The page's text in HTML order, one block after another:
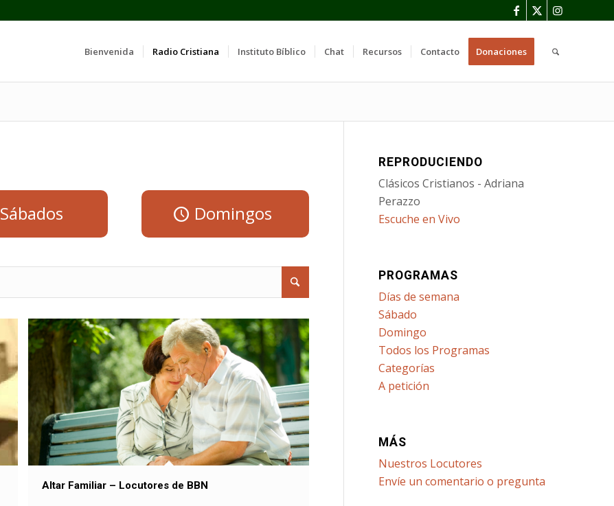
Bienvenida Radio Cristiana Instituto Bíblico Chat Recursos Contacto Donaciones
Sábados Domingos
Altar Familiar – Locutores de BBN
REPRODUCIENDO
Clásicos Cristianos - Adriana
Perazzo
Escuche en Vivo
PROGRAMAS
Días de semana
Sábado
Domingo
Todos los Programas
Categorías
A petición
MÁS
Nuestros Locutores
Envíe un comentario o pregunta